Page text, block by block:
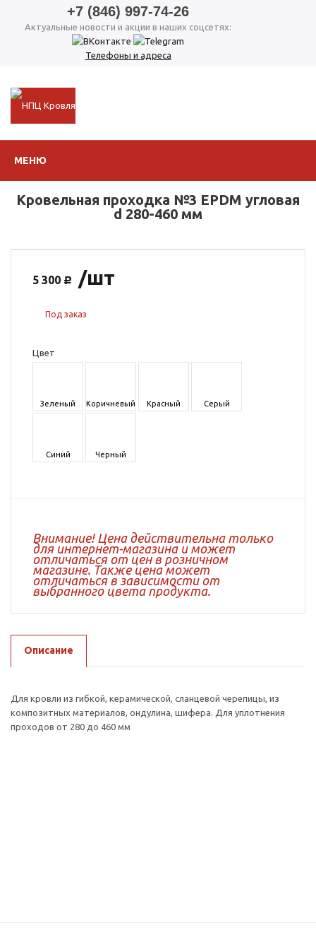
+7 (846) 997-74-26
Актуальные новости и акции в наших соцсетях:
Телефоны и адреса
МЕНЮ
Кровельная проходка №3 EPDM угловая
d 280-460 мм
5 300 /шт
Под заказ
Цвет
Зеленый Коричневый Красный Серый
Синий Черный
Внимание! Цена действительна только
для интернет-магазина и может
отличаться от цен в розничном
магазине. Также цена может
отличаться в зависимости от
выбранного цвета продукта.
Описание
Для кровли из гибкой, керамической, сланцевой черепицы, из
композитных материалов, ондулина, шифера. Для уплотнения
проходов от 280 до 460 мм